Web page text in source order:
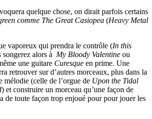
quelque chose, on dirait parfois certains
comme The Great Casiopea (Heavy Metal
vaporeux qui prendra le contrôle (In this
songerez alors à My Bloody Valentine ou
une guitare Curesque en prime. Une
retrouver sur d’autres morceaux, plus dans la
mélodie (celle de l’orgue de Upon the Tidal
) et construire un morceau qu’une façon de
de toute façon trop enjoué pour pour jouer les